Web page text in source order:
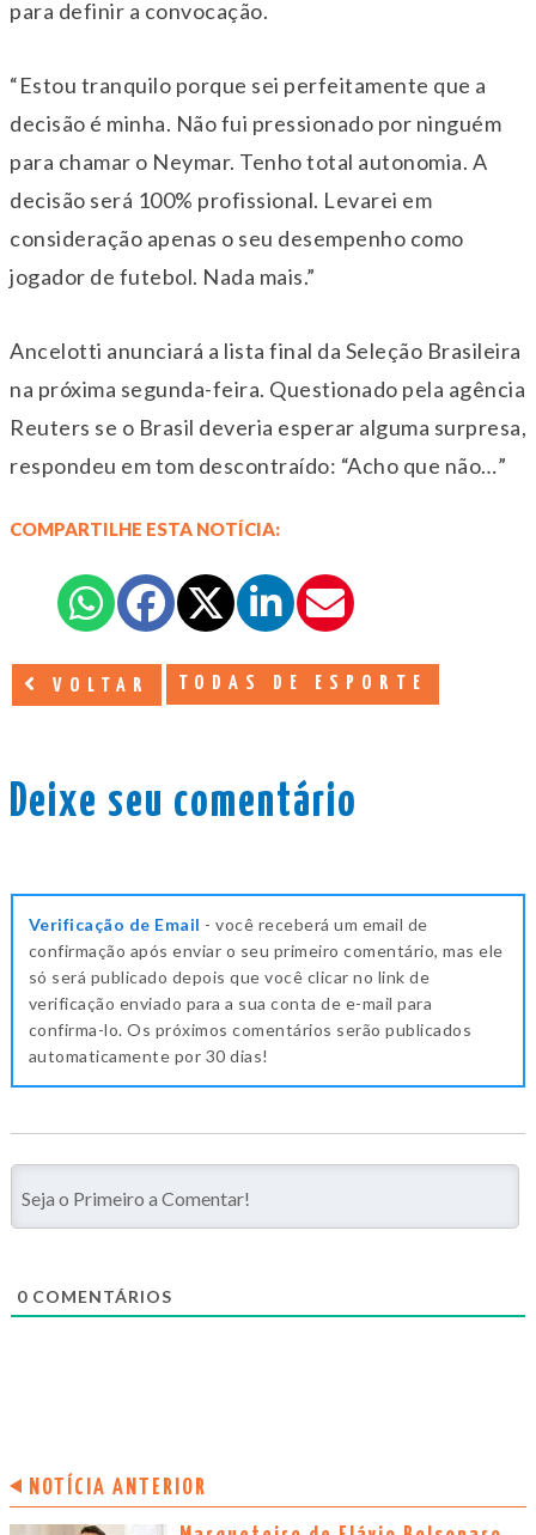
para definir a convocação.
“Estou tranquilo porque sei perfeitamente que a
decisão é minha. Não fui pressionado por ninguém
para chamar o Neymar. Tenho total autonomia. A
decisão será 100% profissional. Levarei em
consideração apenas o seu desempenho como
jogador de futebol. Nada mais.”
Ancelotti anunciará a lista final da Seleção Brasileira
na próxima segunda-feira. Questionado pela agência
Reuters se o Brasil deveria esperar alguma surpresa,
respondeu em tom descontraído: “Acho que não…”
COMPARTILHE ESTA NOTÍCIA:
VOLTAR TODAS DE ESPORTE
Deixe seu comentário
Verificação de Email - você receberá um email de
confirmação após enviar o seu primeiro comentário, mas ele
só será publicado depois que você clicar no link de
verificação enviado para a sua conta de e-mail para
confirma-lo. Os próximos comentários serão publicados
automaticamente por 30 dias!
0 COMENTÁRIOS
NOTÍCIA ANTERIOR